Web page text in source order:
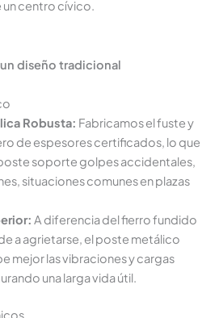
centro cívico.
diseño tradicional
Robusta: Fabricamos el fuste y
de espesores certificados, lo que
soporte golpes accidentales,
situaciones comunes en plazas
A diferencia del fierro fundido
a agrietarse, el poste metálico
mejor las vibraciones y cargas
una larga vida útil.